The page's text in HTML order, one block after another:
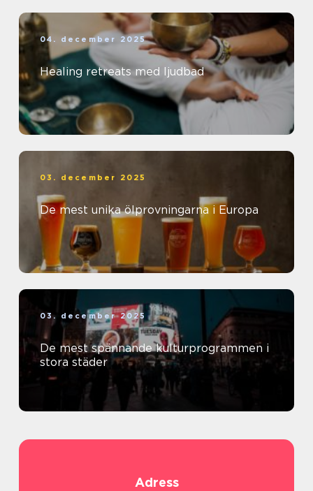
04. december 2025
Healing retreats med ljudbad
03. december 2025
De mest unika ölprovningarna i Europa
03. december 2025
De mest spännande kulturprogrammen i
stora städer
Adress